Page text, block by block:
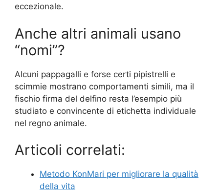
eccezionale.
Anche altri animali usano
“nomi”?
Alcuni pappagalli e forse certi pipistrelli e
scimmie mostrano comportamenti simili, ma il
fischio firma del delfino resta l’esempio più
studiato e convincente di etichetta individuale
nel regno animale.
Articoli correlati:
Metodo KonMari per migliorare la qualità
della vita